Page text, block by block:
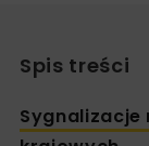
Spis treści